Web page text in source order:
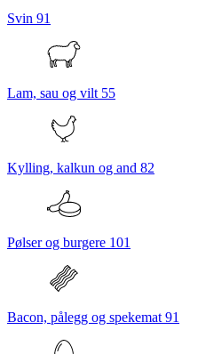
Svin 91
Lam, sau og vilt 55
Kylling, kalkun og and 82
Pølser og burgere 101
Bacon, pålegg og spekemat 91